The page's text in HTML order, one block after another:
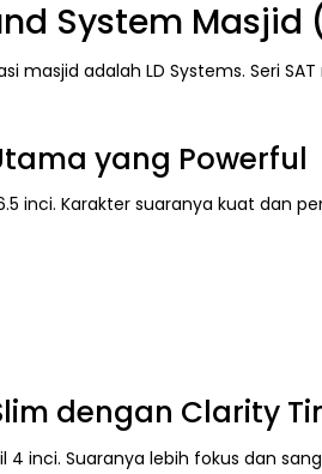
System
masjid adalah LD Systems. Seri
yang Powerful
inci. Karakter suaranya kuat dan
dengan Clarity
inci. Suaranya lebih fokus dan